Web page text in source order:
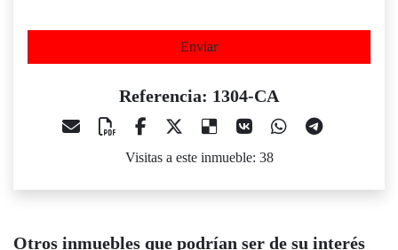
Enviar
Referencia: 1304-CA
Visitas a este inmueble: 38
Otros inmuebles que podrían ser de su interés